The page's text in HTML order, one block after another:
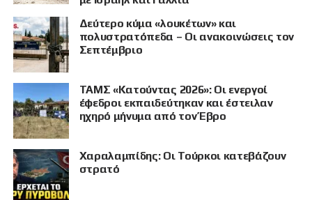
Δεύτερο κύμα «λουκέτων» και
πολυστρατόπεδα – Οι ανακοινώσεις τον
Σεπτέμβριο
ΤΑΜΣ «Κατούντας 2026»: Οι ενεργοί
έφεδροι εκπαιδεύτηκαν και έστειλαν
ηχηρό μήνυμα από τον Έβρο
Χαραλαμπίδης: Οι Τούρκοι κατεβάζουν
στρατό